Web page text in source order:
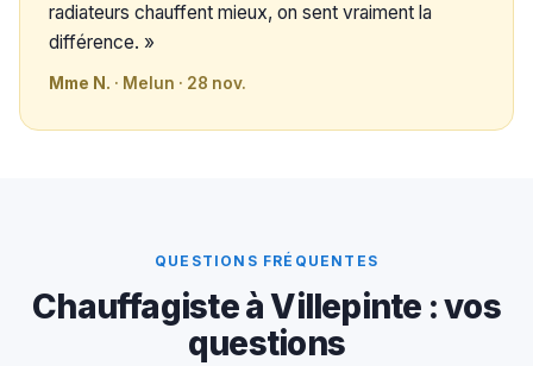
radiateurs chauffent mieux, on sent vraiment la
différence. »
Mme N. · Melun · 28 nov.
QUESTIONS FRÉQUENTES
Chauffagiste à Villepinte : vos
questions